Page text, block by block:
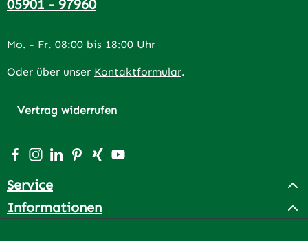
05901 - 97960
Mo. - Fr. 08:00 bis 18:00 Uhr
Oder über unser Kontaktformular.
Vertrag widerrufen
Besuche uns auf Facebook – öffnet in neuem Tab
Schau auf Instagram vorbei – öffnet in neuem Tab
Vernetze dich mit uns auf LinkedIn – öffnet in
Lass dich auf Pinterest inspirieren – öffnet
Vernetze dich mit uns auf Xing – öffnet
Sieh dir unsere Videos auf YouTube
Service
Informationen